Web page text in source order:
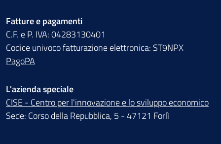
Fatture e pagamenti
C.F. e P. IVA: 04283130401
Codice univoco fatturazione elettronica: ST9NPX
PagoPA
L'azienda speciale
CISE - Centro per l'innovazione e lo sviluppo economico
Sede: Corso della Repubblica, 5 - 47121 Forlì